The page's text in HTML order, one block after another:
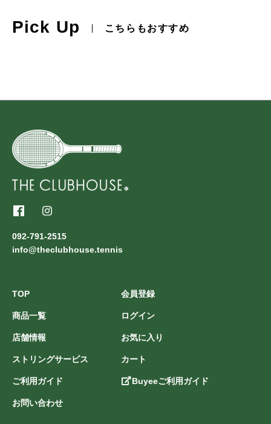
Pick Up こちらもおすすめ
092-791-2515
info@theclubhouse.tennis
TOP
商品一覧
店舗情報
ストリングサービス
ご利用ガイド
お問い合わせ
会員登録
ログイン
お気に入り
カート
Buyeeご利用ガイド